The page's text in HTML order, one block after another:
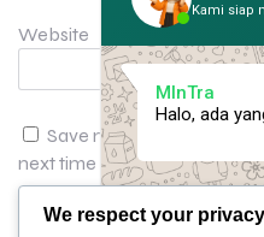
Website
Save my name, email,
next time I comment.
Kami siap
MInTra
Halo, ada
We respect your privacy